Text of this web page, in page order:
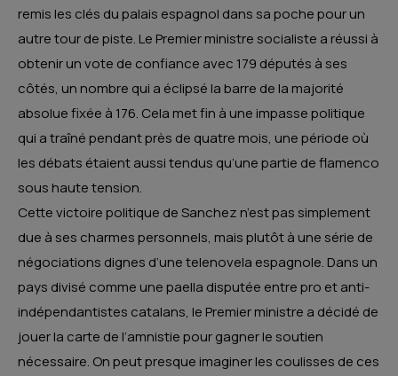
remis les clés du palais espagnol dans sa poche pour un
autre tour de piste. Le Premier ministre socialiste a réussi à
obtenir un vote de confiance avec 179 députés à ses
côtés, un nombre qui a éclipsé la barre de la majorité
absolue fixée à 176. Cela met fin à une impasse politique
qui a traîné pendant près de quatre mois, une période où
les débats étaient aussi tendus qu’une partie de flamenco
sous haute tension.
Cette victoire politique de Sanchez n’est pas simplement
due à ses charmes personnels, mais plutôt à une série de
négociations dignes d’une telenovela espagnole. Dans un
pays divisé comme une paella disputée entre pro et anti-
indépendantistes catalans, le Premier ministre a décidé de
jouer la carte de l’amnistie pour gagner le soutien
nécessaire. On peut presque imaginer les coulisses de ces